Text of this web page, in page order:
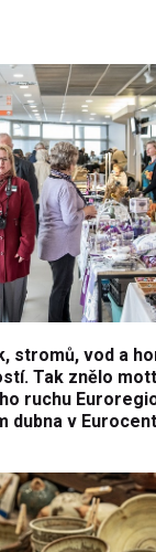
stromů, vod a
Tak znělo
ruchu
dubna v